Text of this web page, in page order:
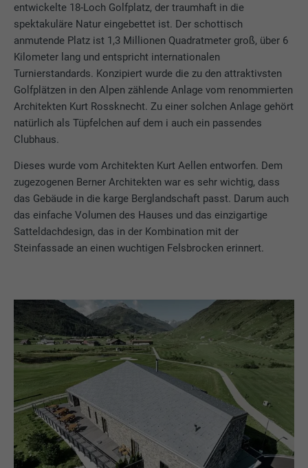
entwickelte 18-Loch Golfplatz, der traumhaft in die
spektakuläre Natur eingebettet ist. Der schottisch
anmutende Platz ist 1,3 Millionen Quadratmeter groß, über 6
Kilometer lang und entspricht internationalen
Turnierstandards. Konzipiert wurde die zu den attraktivsten
Golfplätzen in den Alpen zählende Anlage vom renommierten
Architekten Kurt Rossknecht. Zu einer solchen Anlage gehört
natürlich als Tüpfelchen auf dem i auch ein passendes
Clubhaus.
Dieses wurde vom Architekten Kurt Aellen entworfen. Dem
zugezogenen Berner Architekten war es sehr wichtig, dass
das Gebäude in die karge Berglandschaft passt. Darum auch
das einfache Volumen des Hauses und das einzigartige
Satteldachdesign, das in der Kombination mit der
Steinfassade an einen wuchtigen Felsbrocken erinnert.